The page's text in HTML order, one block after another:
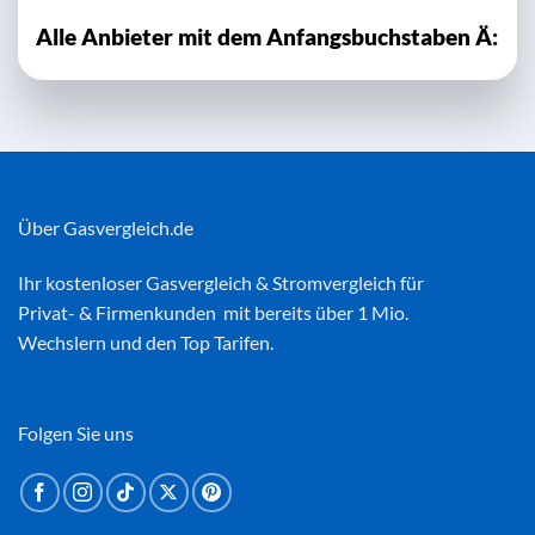
Alle Anbieter mit dem Anfangsbuchstaben Ä:
Über Gasvergleich.de
Ihr kostenloserGasvergleich & Stromvergleich für
Privat- & Firmenkunden mit bereits über 1 Mio.
Wechslern und den Top Tarifen.
Folgen Sie uns